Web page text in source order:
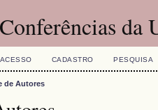
da
ACESSO CADASTRO PESQUISA
de Autores